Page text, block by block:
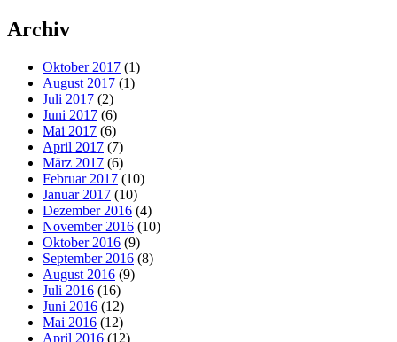
Archiv
Oktober 2017 (1)
August 2017 (1)
Juli 2017 (2)
Juni 2017 (6)
Mai 2017 (6)
April 2017 (7)
März 2017 (6)
Februar 2017 (10)
Januar 2017 (10)
Dezember 2016 (4)
November 2016 (10)
Oktober 2016 (9)
September 2016 (8)
August 2016 (9)
Juli 2016 (16)
Juni 2016 (12)
Mai 2016 (12)
April 2016 (12)